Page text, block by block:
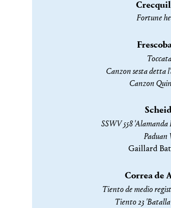
Fortune
Canzon sesta detta
Canzon
SSWV 558
Paduan
Gaillard
Correa de
Tiento de medio
Tiento 23